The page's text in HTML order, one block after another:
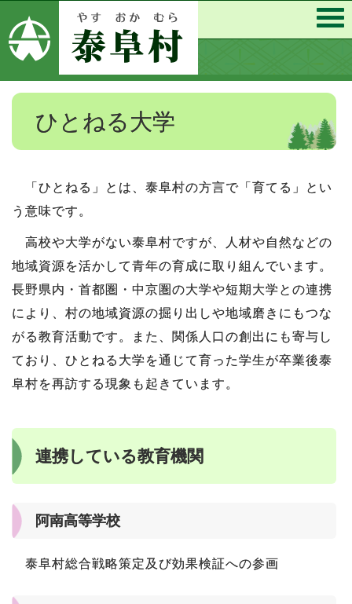
ひとねる大学
「ひとねる」とは、泰阜村の方言で「育てる」とい
う意味です。
高校や大学がない泰阜村ですが、人材や自然などの
地域資源を活かして青年の育成に取り組んでいます。
長野県内・首都圏・中京圏の大学や短期大学との連携
により、村の地域資源の掘り出しや地域磨きにもつな
がる教育活動です。また、関係人口の創出にも寄与し
ており、ひとねる大学を通じて育った学生が卒業後泰
阜村を再訪する現象も起きています。
連携している教育機関
阿南高等学校
泰阜村総合戦略策定及び効果検証への参画